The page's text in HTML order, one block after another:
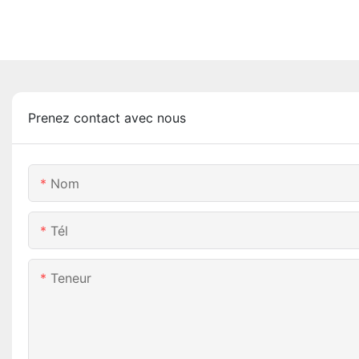
Prenez contact avec nous
Nom
Tél
Teneur